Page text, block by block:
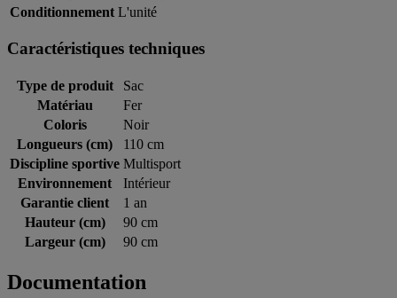
Conditionnement L'unité
Caractéristiques techniques
Type de produit
Sac
Matériau
Fer
Coloris
Noir
Longueurs (cm)
110 cm
Discipline sportive Multisport
Environnement
Intérieur
Garantie client
1 an
Hauteur (cm)
90 cm
Largeur (cm)
90 cm
Documentation